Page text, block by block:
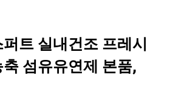
트 실내건조 프레시
섬유유연제 본품,